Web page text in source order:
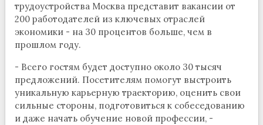
трудоустройства Москва представит вакансии от
200 работодателей из ключевых отраслей
экономики - на 30 процентов больше, чем в
прошлом году.
- Всего гостям будет доступно около 30 тысяч
предложений. Посетителям помогут выстроить
уникальную карьерную траекторию, оценить свои
сильные стороны, подготовиться к собеседованию
и даже начать обучение новой профессии, -